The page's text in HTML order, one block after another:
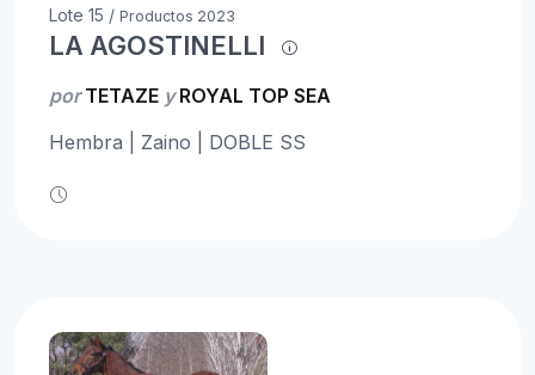
Lote 15 / Productos 2023
LA AGOSTINELLI
porTETAZE yROYAL TOP SEA
Hembra | Zaino | DOBLE SS